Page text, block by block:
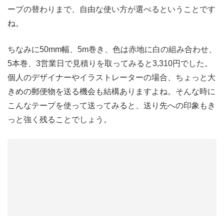
ープの替わりまで、自由な使い方が選べるということです
ね。
ちなみに50mm幅、5m巻き、色は赤地に白の組み合わせ、
5本巻、3営業日で見積りを取ってみると3,310円でした。
個人のデザイナーやイラストレーターの場合、ちょっと大
きめの郵便物を送る機会も結構ありますよね。そんな時に
こんなテープを使って送ってみると、送り先への印象もき
っと強く残ることでしょう。